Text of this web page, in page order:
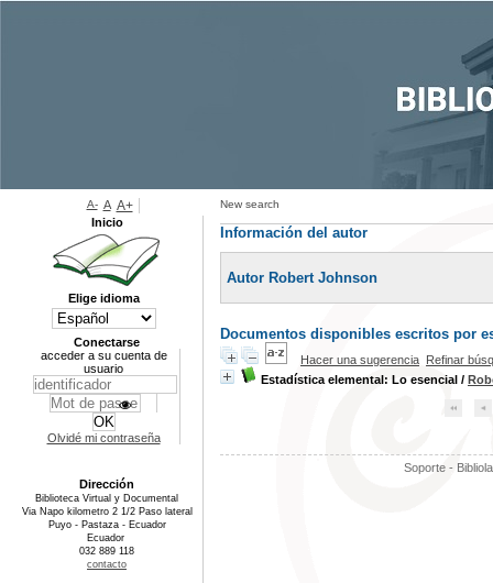
New search
Información del autor
Autor Robert Johnson
Documentos disponibles escritos por
Hacer una sugerencia Refinar
Estadística elemental: Lo esencial /
Soporte -
A- A A+
Inicio
Elige idioma
Conectarse
acceder a su cuenta de
usuario
Olvidé mi contraseña
Dirección
Biblioteca Virtual y Documental
Via Napo kilometro 2 1/2 Paso lateral
Puyo - Pastaza - Ecuador
Ecuador
032 889 118
contacto